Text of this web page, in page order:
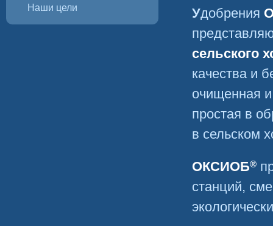
Наши цели
Удобрения
сельского
качества и
очищенная
простая в
в сельском
ОКСИОБ®
станций,